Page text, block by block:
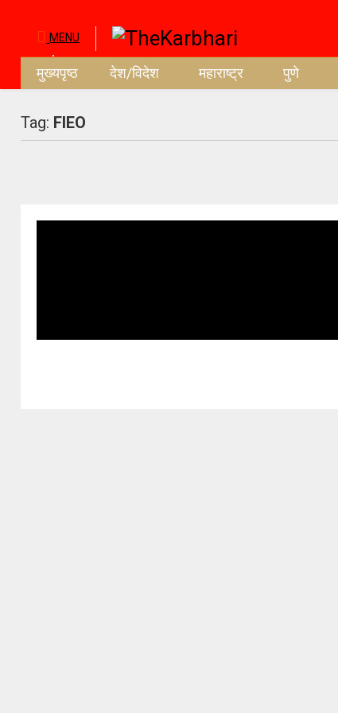
MENU
मुख्यपृष्ठ देश/विदेश महाराष्ट्र पुणे
Tag: FIEO